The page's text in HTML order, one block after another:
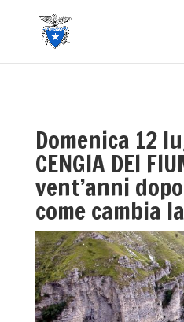
Domenica 12
CENGIA DEI
vent’anni
come cambia